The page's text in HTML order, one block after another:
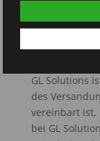
Die
und setzen
der
GL Solutions
des
vereinbart ist,
bei GL